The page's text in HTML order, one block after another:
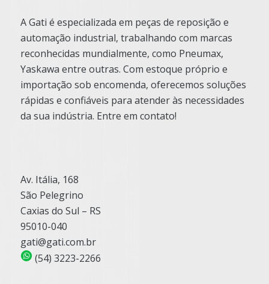
A Gati é especializada em peças de reposição e
automação industrial, trabalhando com marcas
reconhecidas mundialmente, como Pneumax,
Yaskawa entre outras. Com estoque próprio e
importação sob encomenda, oferecemos soluções
rápidas e confiáveis para atender às necessidades
da sua indústria. Entre em contato!
Av. Itália, 168
São Pelegrino
Caxias do Sul – RS
95010-040
gati@gati.com.br
(54) 3223-2266